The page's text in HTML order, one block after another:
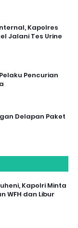
Kapolres
Jalani Tes Urine
Pencurian
Delapan Paket
Kapolri Minta
WFH dan Libur